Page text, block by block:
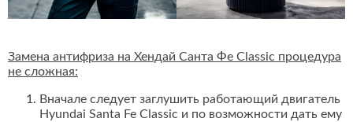
Замена антифриза на Хендай Санта Фе Classic процедура
не сложная:
Вначале следует заглушить работающий двигатель
Hyundai Santa Fe Classic и по возможности дать ему